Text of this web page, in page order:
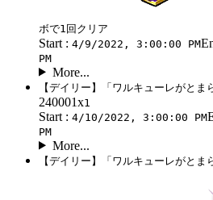
ボで1回クリア
Start : 4/9/2022, 3:00:00 PM
PM
More...
【デイリー】「ワルキューレがとま
240001x1
Start : 4/10/2022, 3:00:00 PM
PM
More...
【デイリー】「ワルキューレがとま